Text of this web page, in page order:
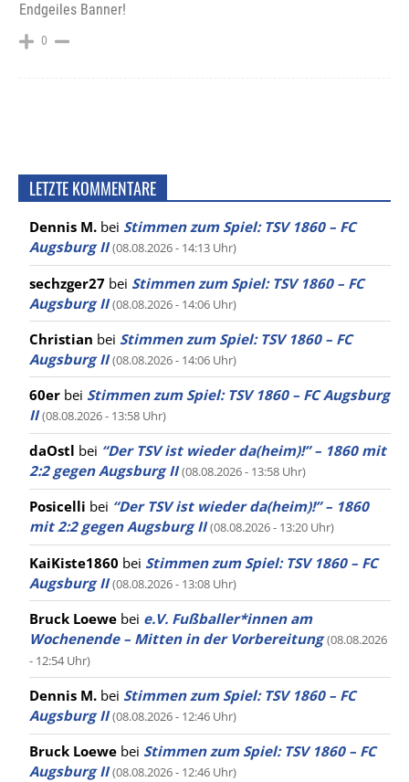
Endgeiles Banner!
0
LETZTE KOMMENTARE
Dennis M. bei Stimmen zum Spiel: TSV 1860 – FC
Augsburg II (08.08.2026 - 14:13 Uhr)
sechzger27 bei Stimmen zum Spiel: TSV 1860 – FC
Augsburg II (08.08.2026 - 14:06 Uhr)
Christian bei Stimmen zum Spiel: TSV 1860 – FC
Augsburg II (08.08.2026 - 14:06 Uhr)
60er bei Stimmen zum Spiel: TSV 1860 – FC Augsburg
II (08.08.2026 - 13:58 Uhr)
daOstl bei “Der TSV ist wieder da(heim)!” – 1860 mit
2:2 gegen Augsburg II (08.08.2026 - 13:58 Uhr)
Posicelli bei “Der TSV ist wieder da(heim)!” – 1860
mit 2:2 gegen Augsburg II (08.08.2026 - 13:20 Uhr)
KaiKiste1860 bei Stimmen zum Spiel: TSV 1860 – FC
Augsburg II (08.08.2026 - 13:08 Uhr)
Bruck Loewe bei e.V. Fußballer*innen am
Wochenende – Mitten in der Vorbereitung (08.08.2026
- 12:54 Uhr)
Dennis M. bei Stimmen zum Spiel: TSV 1860 – FC
Augsburg II (08.08.2026 - 12:46 Uhr)
Bruck Loewe bei Stimmen zum Spiel: TSV 1860 – FC
Augsburg II (08.08.2026 - 12:46 Uhr)